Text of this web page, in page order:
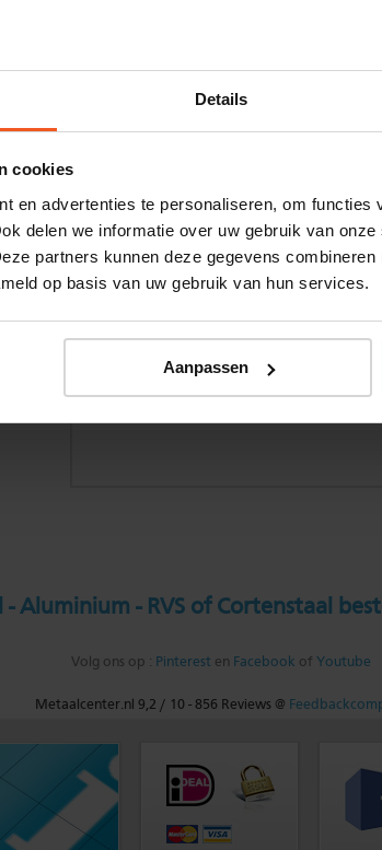
Details
cookies
en advertenties te personaliseren, om functies
delen we informatie over uw gebruik van
partners kunnen deze gegevens
op basis van uw gebruik van hun services.
Aanpassen
Gewenste
mm
Materiaalkosten
0,00
Alle bedragen zijn excl. 21% BTW
- Aluminium - RVS of Cortenstaal
Volg ons op : Pinterest en Facebook of Youtube
Metaalcenter.nl 9,2 / 10 -856 Reviews @